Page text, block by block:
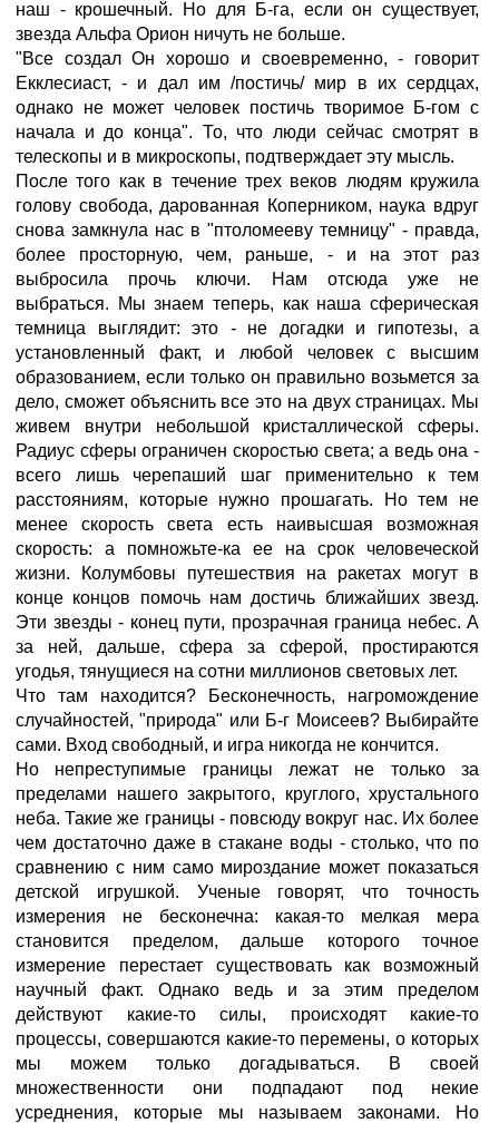
наш - крошечный. Но для Б-га, если он существует,
звезда Альфа Орион ничуть не больше.
"Все создал Он хорошо и своевременно, - говорит
Екклесиаст, - и дал им /постичь/ мир в их сердцах,
однако не может человек постичь творимое Б-гом с
начала и до конца". То, что люди сейчас смотрят в
телескопы и в микроскопы, подтверждает эту мысль.
После того как в течение трех веков людям кружила
голову свобода, дарованная Коперником, наука вдруг
снова замкнула нас в "птоломееву темницу" - правда,
более просторную, чем, раньше, - и на этот раз
выбросила прочь ключи. Нам отсюда уже не
выбраться. Мы знаем теперь, как наша сферическая
темница выглядит: это - не догадки и гипотезы, а
установленный факт, и любой человек с высшим
образованием, если только он правильно возьмется за
дело, сможет объяснить все это на двух страницах. Мы
живем внутри небольшой кристаллической сферы.
Радиус сферы ограничен скоростью света; а ведь она -
всего лишь черепаший шаг применительно к тем
расстояниям, которые нужно прошагать. Но тем не
менее скорость света есть наивысшая возможная
скорость: а помножьте-ка ее на срок человеческой
жизни. Колумбовы путешествия на ракетах могут в
конце концов помочь нам достичь ближайших звезд.
Эти звезды - конец пути, прозрачная граница небес. А
за ней, дальше, сфера за сферой, простираются
угодья, тянущиеся на сотни миллионов световых лет.
Что там находится? Бесконечность, нагромождение
случайностей, "природа" или Б-г Моисеев? Выбирайте
сами. Вход свободный, и игра никогда не кончится.
Но непреступимые границы лежат не только за
пределами нашего закрытого, круглого, хрустального
неба. Такие же границы - повсюду вокруг нас. Их более
чем достаточно даже в стакане воды - столько, что по
сравнению с ним само мироздание может показаться
детской игрушкой. Ученые говорят, что точность
измерения не бесконечна: какая-то мелкая мера
становится пределом, дальше которого точное
измерение перестает существовать как возможный
научный факт. Однако ведь и за этим пределом
действуют какие-то силы, происходят какие-то
процессы, совершаются какие-то перемены, о которых
мы можем только догадываться. В своей
множественности они подпадают под некие
усреднения, которые мы называем законами. Но